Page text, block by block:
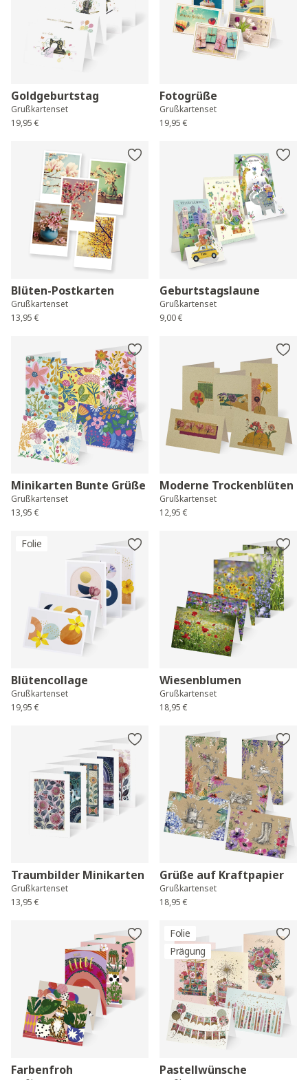
Goldgeburtstag
Grußkartenset
19,95 €
Fotogrüße
Grußkartenset
19,95 €
Blüten-Postkarten
Grußkartenset
13,95 €
Geburtstagslaune
Grußkartenset
9,00 €
Minikarten Bunte Grüße
Grußkartenset
13,95 €
Moderne Trockenblüten
Grußkartenset
12,95 €
Folie
Blütencollage
Grußkartenset
19,95 €
Wiesenblumen
Grußkartenset
18,95 €
Traumbilder Minikarten
Grußkartenset
13,95 €
Grüße auf Kraftpapier
Grußkartenset
18,95 €
Farbenfroh
Folie
Prägung
Pastellwünsche